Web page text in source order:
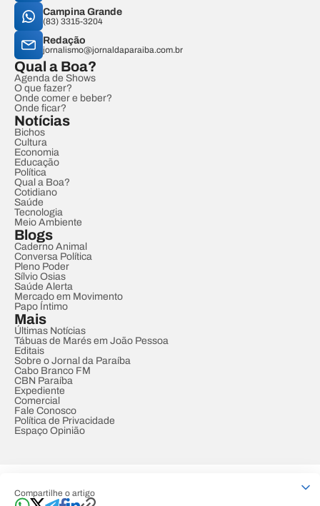
Compartilhe o artigo
Campina Grande
(83) 3315-3204
Redação
jornalismo@jornaldaparaiba.com.br
Qual a Boa?
Agenda de Shows
O que fazer?
Onde comer e beber?
Onde ficar?
Notícias
Bichos
Cultura
Economia
Educação
Política
Qual a Boa?
Cotidiano
Saúde
Tecnologia
Meio Ambiente
Blogs
Caderno Animal
Conversa Política
Pleno Poder
Sílvio Osias
Saúde Alerta
Mercado em Movimento
Papo Íntimo
Mais
Últimas Notícias
Tábuas de Marés em João Pessoa
Editais
Sobre o Jornal da Paraíba
Cabo Branco FM
CBN Paraíba
Expediente
Comercial
Fale Conosco
Política de Privacidade
Espaço Opinião